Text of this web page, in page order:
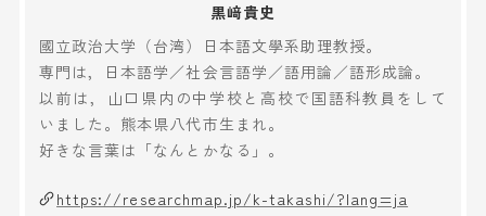
黒﨑貴史
國立政治大学（台湾）日本語文學系助理教授。
専門は，日本語学／社会言語学／語用論／語形成論。
以前は，山口県内の中学校と高校で国語科教員をして
いました。熊本県八代市生まれ。
好きな言葉は「なんとかなる」。
https://researchmap.jp/k-takashi/?lang=ja